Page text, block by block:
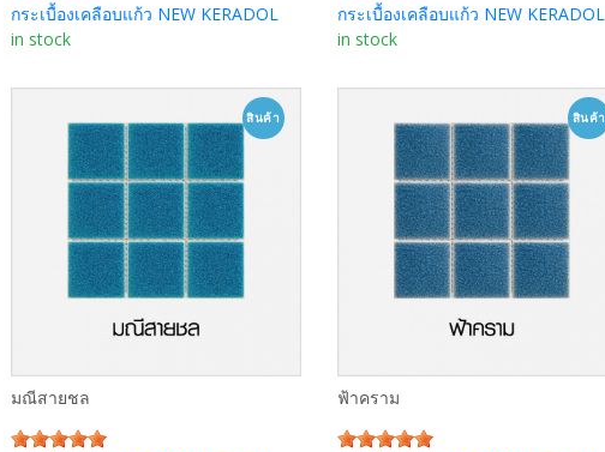
รายละเอียด
ลูกค้า
รายละเอียด รายละเอียด
กระเบื้องเคลือบแก้ว NEW KERADOL
in stock
กระเบื้องเคลือบแก้ว NEW KERADOL
in stock
สินค้า
มณีสายชล
สินค้า
ฟ้าคราม